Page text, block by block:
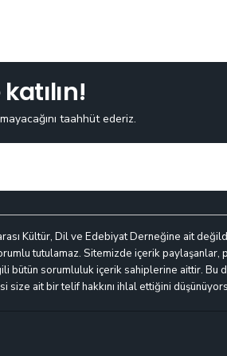
taahhüt ederiz.
Kültür, Dil ve Edebiyat Derneğine ait
tutulamaz. Sitemizde içerik paylaşanlar,
bütün sorumluluk içerik sahiplerine aittir.
ait bir telif hakkını ihlal ettiğini